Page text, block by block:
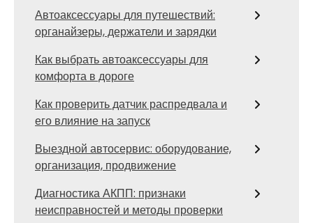
Автоаксессуары для путешествий:
органайзеры, держатели и зарядки
Как выбрать автоаксессуары для
комфорта в дороге
Как проверить датчик распредвала и
его влияние на запуск
Выездной автосервис: оборудование,
организация, продвижение
Диагностика АКПП: признаки
неисправностей и методы проверки